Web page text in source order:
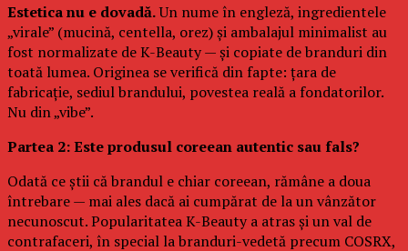
Estetica nu e dovadă.Un nume în engleză, ingredientele
„virale” (mucină, centella, orez) și ambalajul minimalist au
fost normalizate de K-Beauty — și copiate de branduri din
toată lumea. Originea se verifică din fapte: țara de
fabricație, sediul brandului, povestea reală a fondatorilor.
Nu din „vibe”.
Partea 2: Este produsul coreean autentic sau fals?
Odată ce știi că brandul e chiar coreean, rămâne a doua
întrebare — mai ales dacă ai cumpărat de la un vânzător
necunoscut. Popularitatea K-Beauty a atras și un val de
contrafaceri, în special la branduri-vedetă precum COSRX,